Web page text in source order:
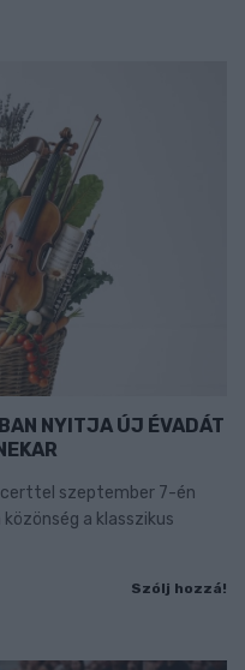
NYITJA ÚJ ÉVADÁT
szeptember 7-én
a klasszikus
Szólj hozzá!